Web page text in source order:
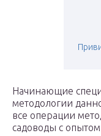
Начинающие
методологии
все операции
садоводы с